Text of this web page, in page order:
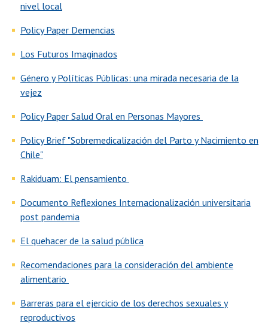
nivel local
Policy Paper Demencias
Los Futuros Imaginados
Género y Políticas Públicas: una mirada necesaria de la
vejez
Policy Paper Salud Oral en Personas Mayores
Policy Brief "Sobremedicalización del Parto y Nacimiento en
Chile"
Rakiduam: El pensamiento
Documento Reflexiones Internacionalización universitaria
post pandemia
El quehacer de la salud pública
Recomendaciones para la consideración del ambiente
alimentario
Barreras para el ejercicio de los derechos sexuales y
reproductivos